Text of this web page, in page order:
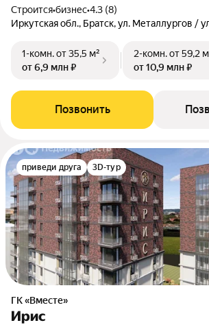
Строится•бизнес•4.3 (8)
Иркутская обл., Братск, ул. Металлургов /
1-комн.от 35,5 м²
от 6,9 млн ₽
2-комн.от 59,2
от 10,9 млн ₽
Позвонить
приведи друга 3D-тур
ГК «Вместе»
Ирис